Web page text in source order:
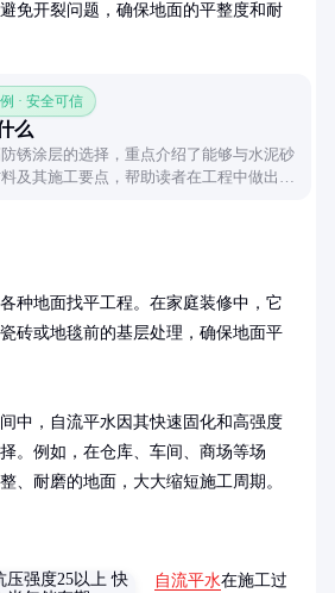
免开裂问题，确保地面的平整度和耐
· 安全可信
么
锈涂层的选择，重点介绍了能够与水泥砂
及其施工要点，帮助读者在工程中做出合
种地面找平工程。在家庭装修中，它
砖或地毯前的基层处理，确保地面平
中，自流平水因其快速固化和高强度
。例如，在仓库、车间、商场等场
、耐磨的地面，大大缩短施工周期。
自流平水在施工过